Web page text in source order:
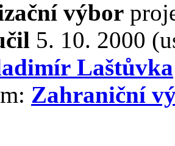
výbor
5. 10. 2000
Laštůvka
Zahraniční